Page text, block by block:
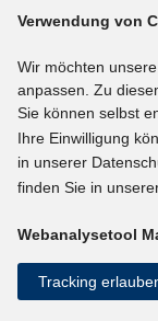
Reis, Claus,
mehr
Externer Link
Umsetzung
Verwendung von
Wir möchten
anpassen. Zu
Sie können selbst
Ihre Einwilligung
in unserer
finden Sie in
Webanalysetool
Tracking